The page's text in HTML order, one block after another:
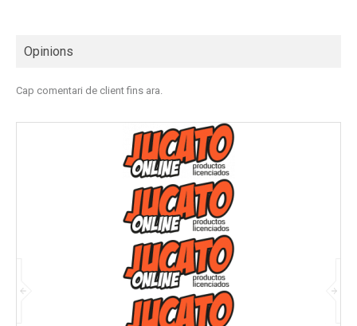
Opinions
Cap comentari de client fins ara.